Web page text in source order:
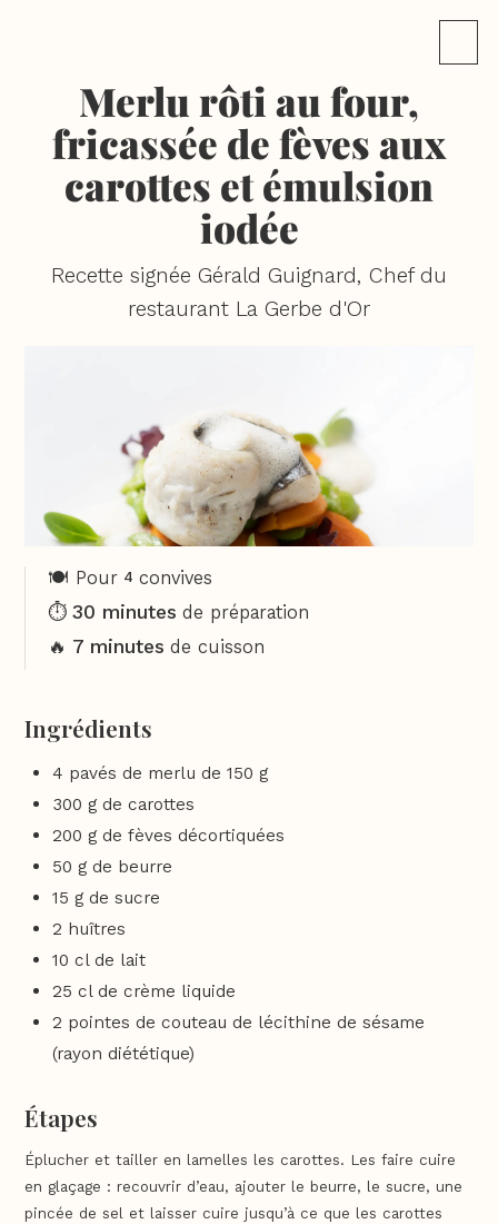
Merlu rôti au four,
fricassée de fèves aux
carottes et émulsion
iodée
Recette signée Gérald Guignard, Chef du
restaurant La Gerbe d'Or
🍽️ Pour 4 convives
⏱️ 30 minutes de préparation
🔥 7 minutes de cuisson
Ingrédients
4 pavés de merlu de 150 g
300 g de carottes
200 g de fèves décortiquées
50 g de beurre
15 g de sucre
2 huîtres
10 cl de lait
25 cl de crème liquide
2 pointes de couteau de lécithine de sésame
(rayon diététique)
Étapes
Éplucher et tailler en lamelles les carottes. Les faire cuire
en glaçage : recouvrir d’eau, ajouter le beurre, le sucre, une
pincée de sel et laisser cuire jusqu’à ce que les carottes